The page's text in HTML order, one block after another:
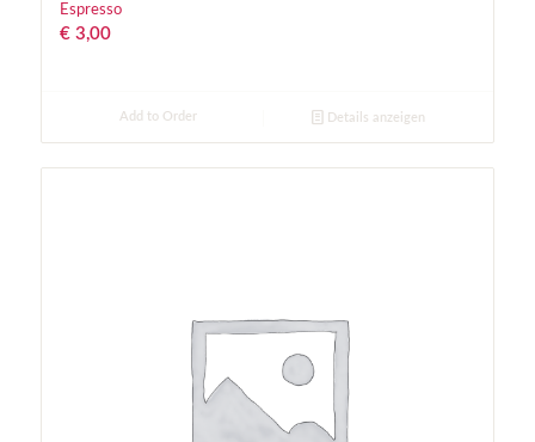
Espresso
€3,00
Add to Order Details anzeigen